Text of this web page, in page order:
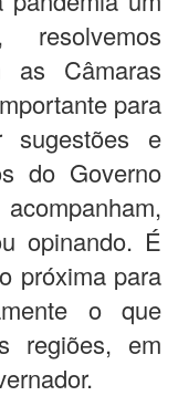
resolvemos
as Câmaras
para
e
do Governo
opinando. É
próxima para
o que
regiões, em